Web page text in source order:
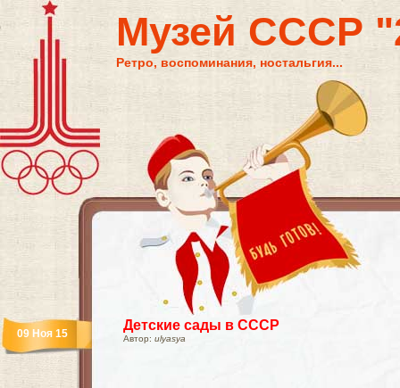
Музей СССР
Ретро, воспоминания, ностальгия...
Детские сады в СССР
Автор: ulyasya
09 Ноя 15